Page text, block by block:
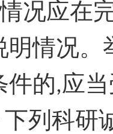
况应在
明情况
件的,应
下列科研